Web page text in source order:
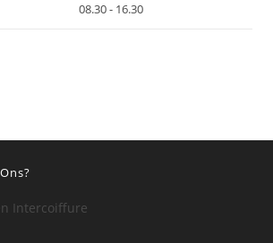
08.30 - 16.30
Intercoiffure